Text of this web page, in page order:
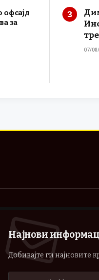
офсајд
за
07/
Најнови
Добивајте ги најновите